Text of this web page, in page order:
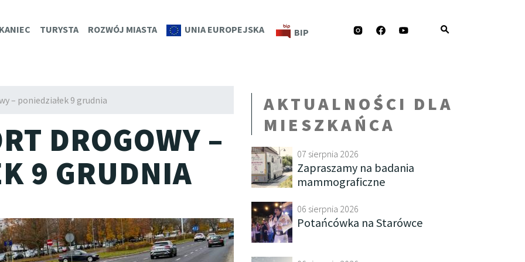
TURYSTA ROZWÓJ MIASTA UNIA EUROPEJSKA BIP YOUTUBE
FACEBOOK
INSTAGRAM
– poniedziałek 9 grudnia
DROGOWY –
9 GRUDNIA
AKTUALNOŚCI DLA
MIESZKAŃCA
07 sierpnia 2026
Zapraszamy na badania
mammograficzne
06 sierpnia 2026
Potańcówka na Starówce